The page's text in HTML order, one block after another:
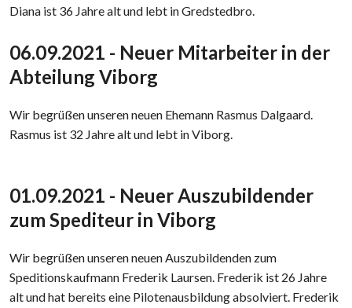
Diana ist 36 Jahre alt und lebt in Gredstedbro.
​06.09.2021 - Neuer Mitarbeiter in der
Abteilung Viborg
​​Wir begrüßen unseren neuen Ehemann Rasmus Dalgaard.
Rasmus ist 32 Jahre alt und lebt in Viborg.
01.09.2021 - Neuer Auszubildender
zum Spediteur in Viborg
​​Wir begrüßen unseren neuen Auszubildenden zum
Speditionskaufmann Frederik Laursen. Frederik ist 26 Jahre
alt und hat bereits eine Pilotenausbildung absolviert. Frederik